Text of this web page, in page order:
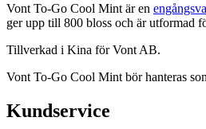
Vont To-Go Cool Mint är en
ger upp till 800 bloss och är utformad
Tillverkad i Kina för Vont AB.
Vont To-Go Cool Mint bör hanteras
Kundservice